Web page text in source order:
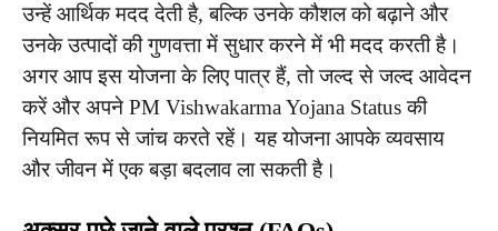
उन्हें आर्थिक मदद देती है, बल्कि उनके कौशल को बढ़ाने और
उनके उत्पादों की गुणवत्ता में सुधार करने में भी मदद करती है।
अगर आप इस योजना के लिए पात्र हैं, तो जल्द से जल्द आवेदन
करें और अपने PM Vishwakarma Yojana Status की
नियमित रूप से जांच करते रहें। यह योजना आपके व्यवसाय
और जीवन में एक बड़ा बदलाव ला सकती है।